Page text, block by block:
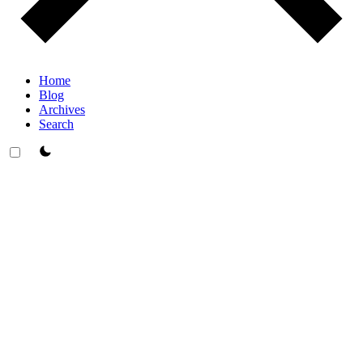
Home
Blog
Archives
Search
theme switcher